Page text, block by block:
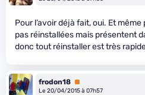
Pour l’avoir déjà fait, oui. Et
pas réinstallées mais présentent
donc tout réinstaller est très
frodon18 Premium
Le 20/04/2015 à 07h57